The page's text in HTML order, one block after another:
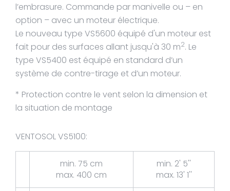
l’embrasure. Commande par manivelle ou – en
option – avec un moteur électrique.
Le nouveau type VS5600 équipé d'un moteur est
fait pour des surfaces allant jusqu'à 30 m2. Le
type VS5400 est équipé en standard d’un
système de contre-tirage et d’un moteur.
* Protection contre le vent selon la dimension et
la situation de montage
VENTOSOL VS5100:
min. 75 cm
max. 400 cm
min. 2' 5''
max. 13' 1''